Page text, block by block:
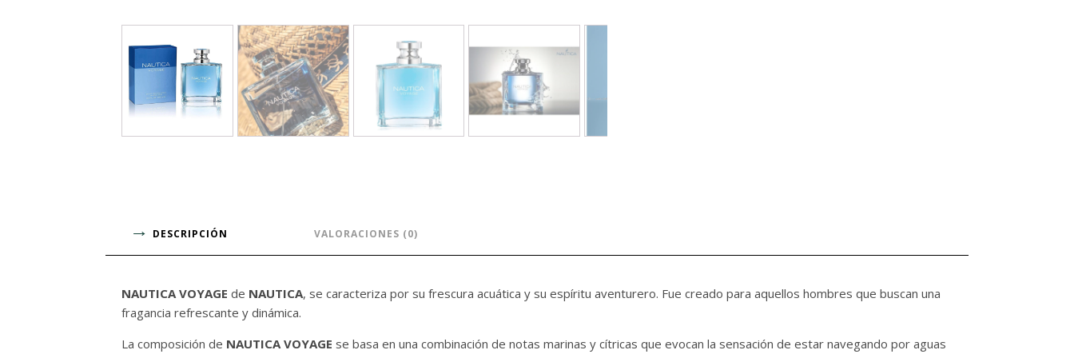
DESCRIPCIÓN VALORACIONES (0)
NAUTICA VOYAGE de NAUTICA, se caracteriza por su frescura acuática y su espíritu aventurero. Fue creado para aquellos hombres que buscan una
fragancia refrescante y dinámica.
La composición de NAUTICA VOYAGE se basa en una combinación de notas marinas y cítricas que evocan la sensación de estar navegando por aguas